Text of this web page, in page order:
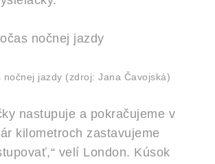
nočnej jazdy (zdroj: Jana Čavojská)
nastupuje a pokračujeme v
kilometroch zastavujeme
velí London. Kúsok